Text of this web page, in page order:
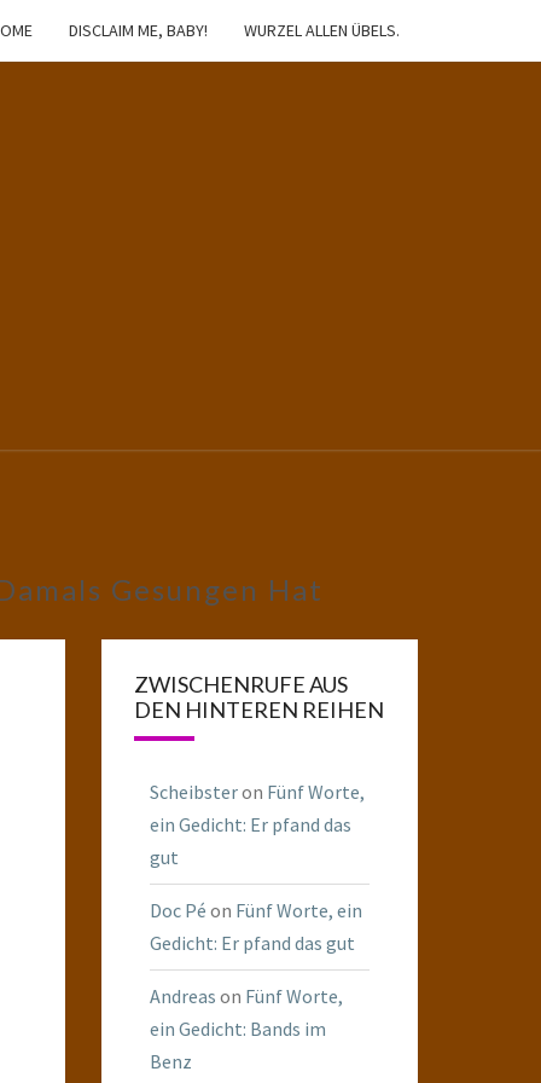
DISCLAIM ME, BABY! WURZEL ALLEN ÜBELS.
Gesungen Hat
ZWISCHENRUFE AUS
DEN HINTEREN REIHEN
Scheibsteron Fünf Worte,
ein Gedicht: Er pfand das
gut
Doc Pé on Fünf Worte, ein
Gedicht: Er pfand das gut
Andreas on Fünf Worte,
ein Gedicht: Bands im
Benz